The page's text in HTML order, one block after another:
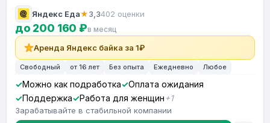
Яндекс Еда★3,3402 оценки
до 200 160 ₽в месяц
Аренда Яндекс байка за 1₽
Свободный от 16 лет Без опыта Ежедневно Любое
Можно как подработка
Оплата ожидания
Поддержка
Работа для женщин +1
Зарабатывайте в стабильной компании